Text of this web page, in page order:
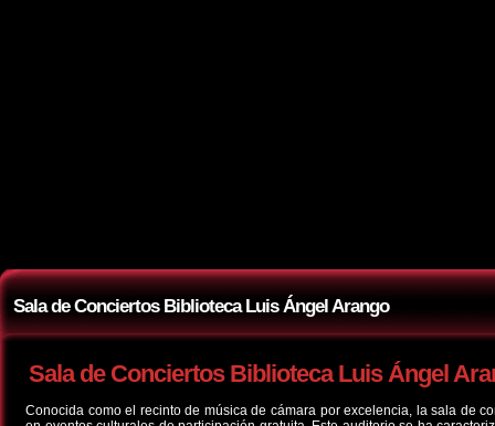
Sala de Conciertos Biblioteca Luis Ángel Arango
Sala de Conciertos Biblioteca Luis Ángel
Conocida como el recinto de música de cámara por excelencia, la sala de